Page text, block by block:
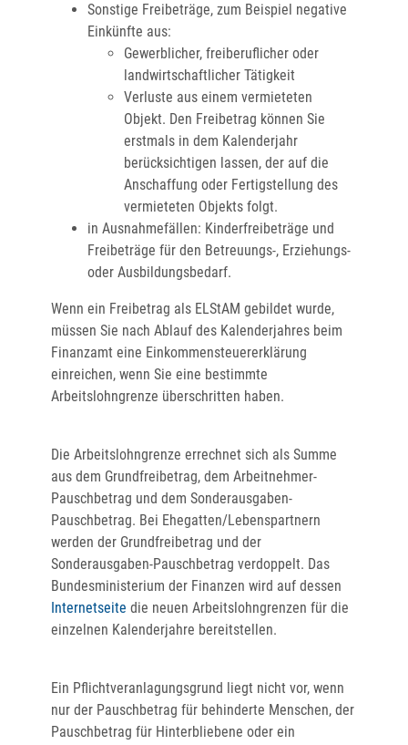
Sonstige Freibeträge, zum Beispiel negative
Einkünfte aus:
Gewerblicher, freiberuflicher oder
landwirtschaftlicher Tätigkeit
Verluste aus einem vermieteten
Objekt. Den Freibetrag können Sie
erstmals in dem Kalenderjahr
berücksichtigen lassen, der auf die
Anschaffung oder Fertigstellung des
vermieteten Objekts folgt.
in Ausnahmefällen: Kinderfreibeträge und
Freibeträge für den Betreuungs-, Erziehungs-
oder Ausbildungsbedarf.
Wenn ein Freibetrag als ELStAM gebildet wurde,
müssen Sie nach Ablauf des Kalenderjahres beim
Finanzamt eine Einkommensteuererklärung
einreichen, wenn Sie eine bestimmte
Arbeitslohngrenze überschritten haben.
Die Arbeitslohngrenze errechnet sich als Summe
aus dem Grundfreibetrag, dem Arbeitnehmer-
Pauschbetrag und dem Sonderausgaben-
Pauschbetrag. Bei Ehegatten/Lebenspartnern
werden der Grundfreibetrag und der
Sonderausgaben-Pauschbetrag verdoppelt. Das
Bundesministerium der Finanzen wird auf dessen
Internetseite die neuen Arbeitslohngrenzen für die
einzelnen Kalenderjahre bereitstellen.
Ein Pflichtveranlagungsgrund liegt nicht vor, wenn
nur der Pauschbetrag für behinderte Menschen, der
Pauschbetrag für Hinterbliebene oder ein